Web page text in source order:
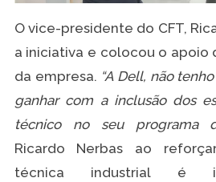
O vice-presidente do CFT,
a iniciativa e colocou o apoio
da empresa. “A Dell, não
ganhar com a inclusão dos
técnico no seu programa
Ricardo Nerbas ao
técnica industrial é